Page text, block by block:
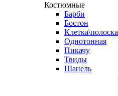
Костюмные
Барби
Бостон
Клетка\полоска
Однотонная
Пикачу
Твиды
Шанель